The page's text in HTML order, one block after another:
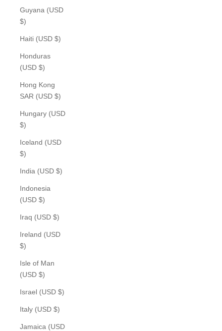
Guyana (USD
$)
Haiti (USD $)
Honduras
(USD $)
Hong Kong
SAR (USD $)
Hungary (USD
$)
Iceland (USD
$)
India (USD $)
Indonesia
(USD $)
Iraq (USD $)
Ireland (USD
$)
Isle of Man
(USD $)
Israel (USD $)
Italy (USD $)
Jamaica (USD